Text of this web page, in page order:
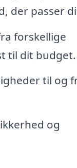
der passer
forskellige
til dit budget.
til og
og